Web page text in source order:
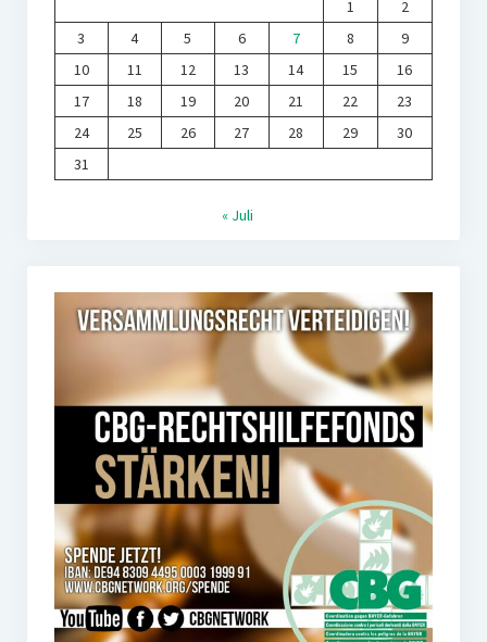
1
2
3
4 5 6 7 8
9
10
11 12 13 14 15
16
17
18 19 20 21 22
23
24
25 26 27 28 29
30
31
« Juli